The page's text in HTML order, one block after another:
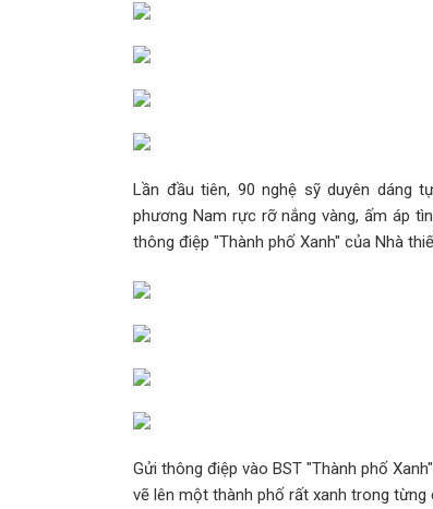
Lần đầu tiên, 90 nghệ sỹ duyên dáng
phương Nam rực rỡ nắng vàng, ấm áp
thông điệp "Thành phố Xanh" của Nhà
Gửi thông điệp vào BST "Thành phố
vẽ lên một thành phố rất xanh trong